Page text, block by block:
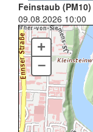
Feinstaub (PM10)
09.08.2026 10:00
+
–